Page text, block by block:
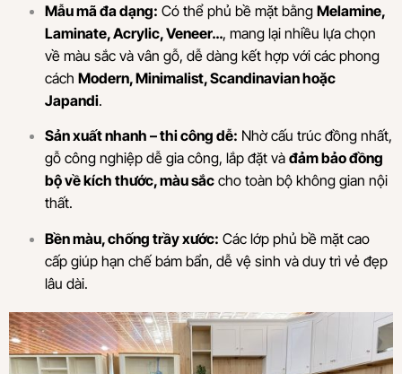
Mẫu mã đa dạng: Có thể phủ bề mặt bằng Melamine,
Laminate, Acrylic, Veneer…, mang lại nhiều lựa chọn
về màu sắc và vân gỗ, dễ dàng kết hợp với các phong
cách Modern, Minimalist, Scandinavian hoặc
Japandi.
Sản xuất nhanh – thi công dễ: Nhờ cấu trúc đồng nhất,
gỗ công nghiệp dễ gia công, lắp đặt và đảm bảo đồng
bộ về kích thước, màu sắc cho toàn bộ không gian nội
thất.
Bền màu, chống trầy xước: Các lớp phủ bề mặt cao
cấp giúp hạn chế bám bẩn, dễ vệ sinh và duy trì vẻ đẹp
lâu dài.